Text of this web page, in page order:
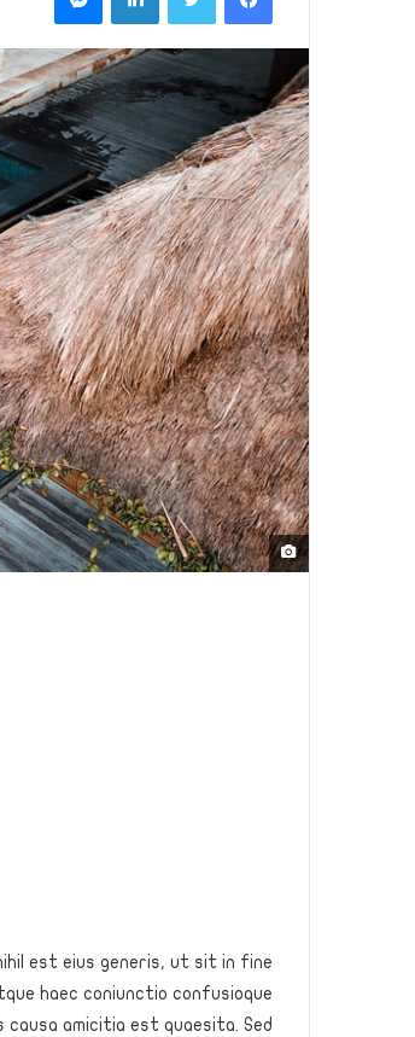
est eius generis, ut sit in fine
haec coniunctio confusioque
amicitia est quaesita. Sed